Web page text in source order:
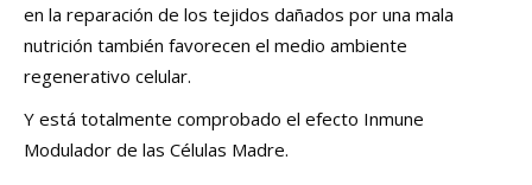
en la reparación de los tejidos dañados por una mala
nutrición también favorecen el medio ambiente
regenerativo celular.
Y está totalmente comprobado el efecto Inmune
Modulador de las Células Madre.